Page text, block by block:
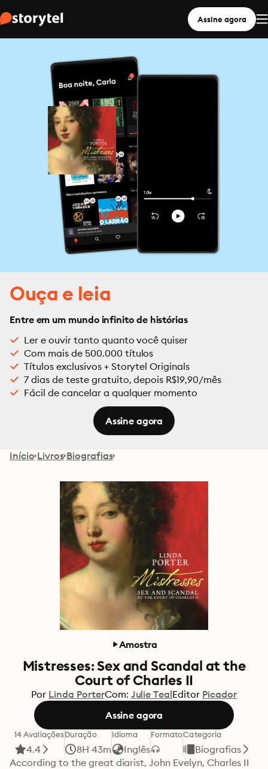
Assine agora
Ouça e leia
Entre em um mundo infinito de histórias
Ler e ouvir tanto quanto você quiser
Com mais de 500.000 títulos
Títulos exclusivos + Storytel Originals
7 dias de teste gratuito, depois R$19,90/mês
Fácil de cancelar a qualquer momento
Assine agora
Início Livros Biografias
Amostra
Mistresses: Sex and Scandal at the
Court of Charles II
Por Linda PorterCom: Julie TealEditor Picador
Assine agora
14 Avaliações
4.4
Duração
8H 43m
Idioma
Inglês
FormatoCategoria
Biografias
According to the great diarist, John Evelyn, Charles II